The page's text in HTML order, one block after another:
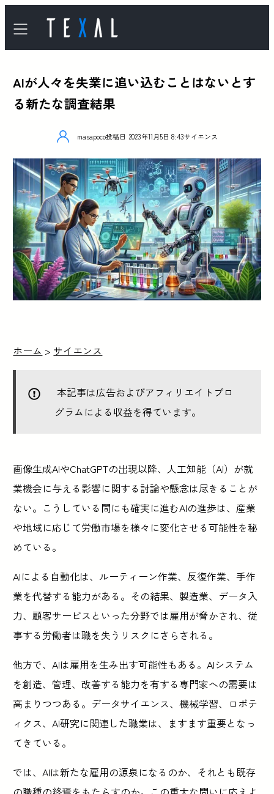
AIが人々を失業に追い込むことはないとす
る新たな調査結果
masapoco投稿日 2023年11月5日 8:43サイエンス
ホーム > サイエンス
本記事は広告およびアフィリエイトプロ
グラムによる収益を得ています。
画像生成AIやChatGPTの出現以降、人工知能（AI）が就
業機会に与える影響に関する討論や懸念は尽きることが
ない。こうしている間にも確実に進むAIの進歩は、産業
や地域に応じて労働市場を様々に変化させる可能性を秘
めている。
AIによる自動化は、ルーティーン作業、反復作業、手作
業を代替する能力がある。その結果、製造業、データ入
力、顧客サービスといった分野では雇用が脅かされ、従
事する労働者は職を失うリスクにさらされる。
他方で、AIは雇用を生み出す可能性もある。AIシステム
を創造、管理、改善する能力を有する専門家への需要は
高まりつつある。データサイエンス、機械学習、ロボテ
ィクス、AI研究に関連した職業は、ますます重要となっ
てきている。
では、AIは新たな雇用の源泉になるのか、それとも既存